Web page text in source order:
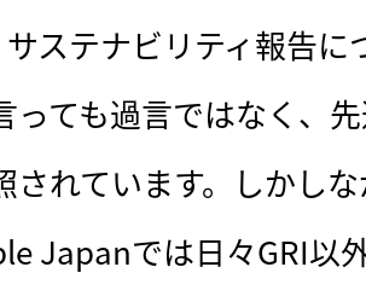
サステナビリティ報告
っても過言ではなく、
されています。しかし
Japanでは日々GRI以